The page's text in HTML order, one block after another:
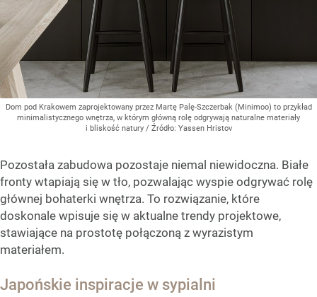
Dom pod Krakowem zaprojektowany przez Martę Palę-Szczerbak (Minimoo) to przykład
minimalistycznego wnętrza, w którym główną rolę odgrywają naturalne materiały
i bliskość natury / Źródło: Yassen Hristov
Pozostała zabudowa pozostaje niemal niewidoczna. Białe
fronty wtapiają się w tło, pozwalając wyspie odgrywać rolę
głównej bohaterki wnętrza. To rozwiązanie, które
doskonale wpisuje się w aktualne trendy projektowe,
stawiające na prostotę połączoną z wyrazistym
materiałem.
Japońskie inspiracje w sypialni